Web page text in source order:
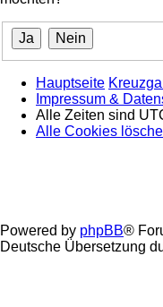
Hauptseite
Impressum &
Alle Zeiten sind
Alle Cookies
Powered by phpBB®
Deutsche Übersetzung